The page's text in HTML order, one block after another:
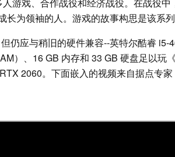
游戏、合作战役和经济战役。在战役中
长为领袖的人。游戏的故事构思是该系列
仍应与稍旧的硬件兼容--英特尔酷睿 i5-
）、16 GB 内存和 33 GB 硬盘足以玩
2060。下面嵌入的视频来自据点专